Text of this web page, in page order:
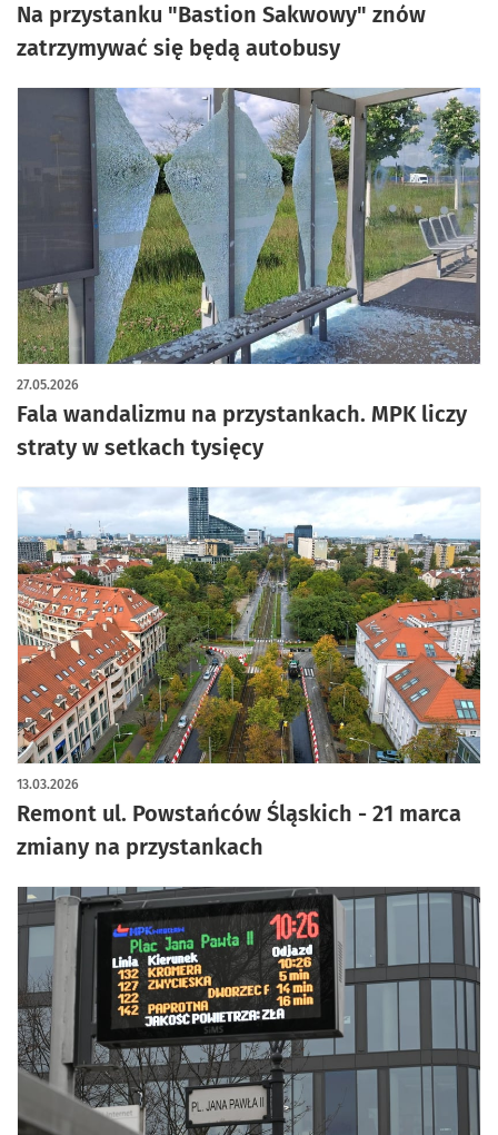
Na przystanku "Bastion Sakwowy" znów
zatrzymywać się będą autobusy
Fala wandalizmu na przystankach. MPK liczy
straty w setkach tysięcy
27.05.2026
Remont ul. Powstańców Śląskich - 21 marca
zmiany na przystankach
13.03.2026